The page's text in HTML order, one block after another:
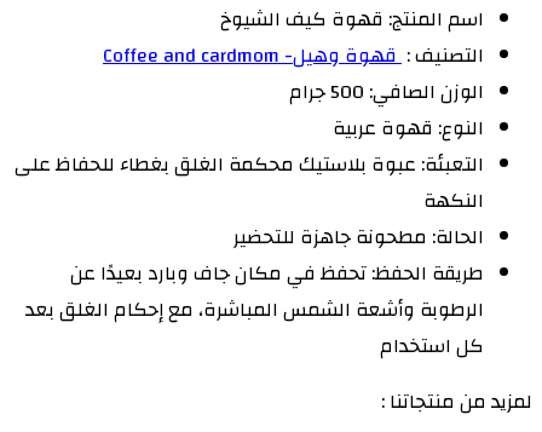
اسم المنتج: قهوة كيف الشيوخ
التصنيف :قهوة وهيل- Coffee and cardmom
الوزن الصافي: 500 جرام
النوع: قهوة عربية
التعبئة: عبوة بلاستيك محكمة الغلق بغطاء للحفاظ على
النكهة
الحالة: مطحونة جاهزة للتحضير
طريقة الحفظ: تحفظ في مكان جاف وبارد بعيدًا عن
الرطوبة وأشعة الشمس المباشرة، مع إحكام الغلق بعد
كل استخدام
لمزيد من منتجاتنا :